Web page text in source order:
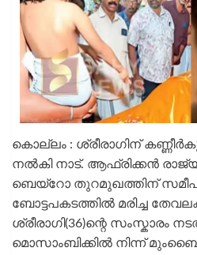
കൊല്ലം : ശ്രീരാ​ഗിന്
നൽകി നാട്. ആഫ്രിക്കന്‍
ബെയ്‌റോ തുറമുഖത്തിന്
ബോട്ടപകടത്തില്‍ മരിച്ച
ശ്രീരാഗി(36)ന്റെ സംസ്കാരം
മൊസാംബിക്കില്‍ നിന്ന്